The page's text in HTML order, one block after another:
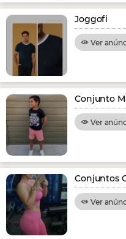
Joggofi
Ver
Conjunto
Ver
Conjuntos
Ver